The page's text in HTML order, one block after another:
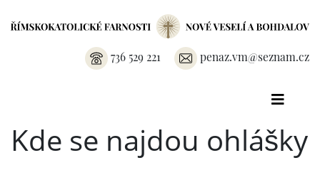
736 529 221 penaz.vm@seznam.cz
Kde se najdou ohlášky